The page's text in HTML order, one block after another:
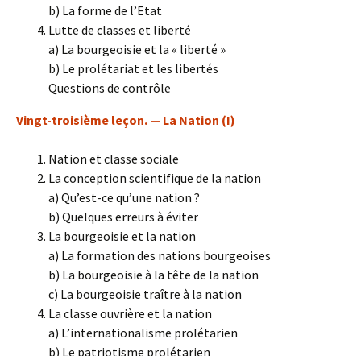
b) La forme de l’Etat
Lutte de classes et liberté
a) La bourgeoisie et la « liberté »
b) Le prolétariat et les libertés
Questions de contrôle
Vingt-troisième leçon. — La Nation (I)
Nation et classe sociale
La conception scientifique de la nation
a) Qu’est-ce qu’une nation ?
b) Quelques erreurs à éviter
La bourgeoisie et la nation
a) La formation des nations bourgeoises
b) La bourgeoisie à la tête de la nation
c) La bourgeoisie traître à la nation
La classe ouvrière et la nation
a) L’internationalisme prolétarien
b) Le patriotisme prolétarien